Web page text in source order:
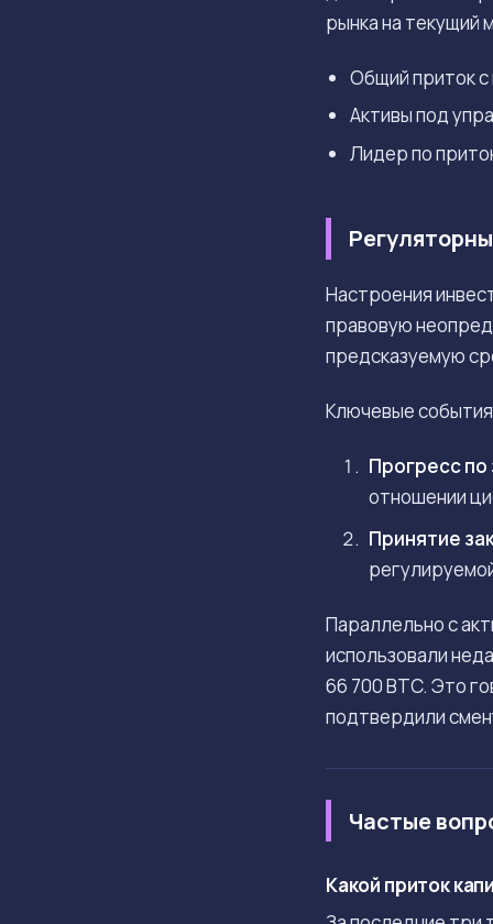
рынка на текущий
Общий приток
Активы под
Лидер по
Настроения
правовую
предсказуемую
Ключевые
Прогресс по
отношении
Принятие
Параллельно с
использовали
66 700 BTC. Это
подтвердили
Частые
Какой приток